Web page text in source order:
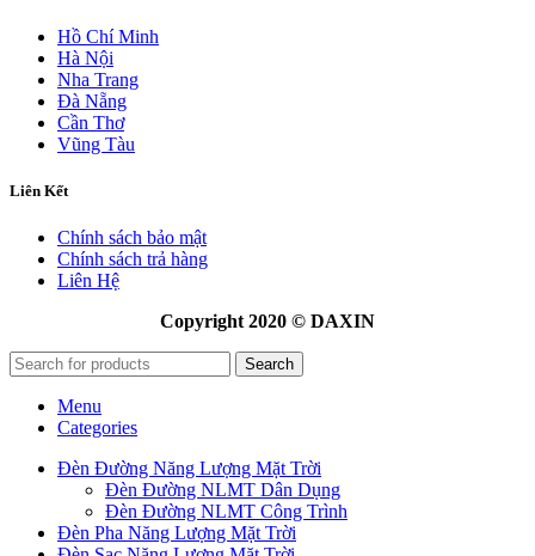
Hồ Chí Minh
Hà Nội
Nha Trang
Đà Nẵng
Cần Thơ
Vũng Tàu
Liên Kết
Chính sách bảo mật
Chính sách trả hàng
Liên Hệ
Copyright 2020 © DAXIN
Search
Menu
Categories
Đèn Đường Năng Lượng Mặt Trời
Đèn Đường NLMT Dân Dụng
Đèn Đường NLMT Công Trình
Đèn Pha Năng Lượng Mặt Trời